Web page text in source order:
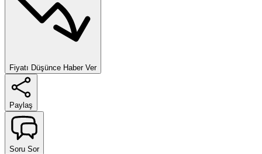
Fiyatı Düşünce Haber Ver
Paylaş
Soru Sor